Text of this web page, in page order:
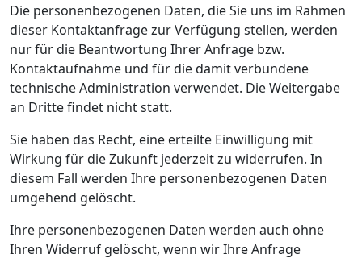
Die personenbezogenen Daten, die Sie uns im Rahmen
dieser Kontaktanfrage zur Verfügung stellen, werden
nur für die Beantwortung Ihrer Anfrage bzw.
Kontaktaufnahme und für die damit verbundene
technische Administration verwendet. Die Weitergabe
an Dritte findet nicht statt.
Sie haben das Recht, eine erteilte Einwilligung mit
Wirkung für die Zukunft jederzeit zu widerrufen. In
diesem Fall werden Ihre personenbezogenen Daten
umgehend gelöscht.
Ihre personenbezogenen Daten werden auch ohne
Ihren Widerruf gelöscht, wenn wir Ihre Anfrage